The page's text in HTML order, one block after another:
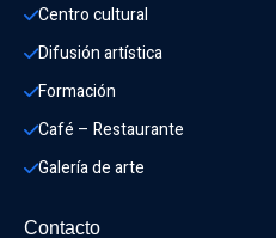
Centro cultural
Difusión artística
Formación
Café – Restaurante
Galería de arte
Contacto